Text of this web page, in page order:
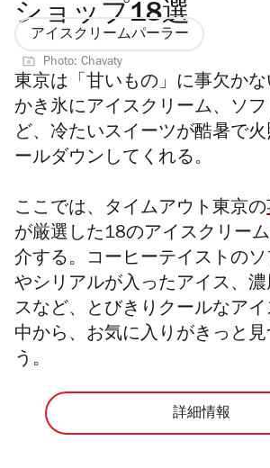
ショップ18選
アイスクリームパーラー
Photo: Chavaty
東京は「甘いもの」に事欠か
かき氷にアイスクリーム、ソ
ど、冷たいスイーツが酷暑で
ールダウンしてくれる。
ここでは、タイムアウト東京の
が厳選した18のアイスクリー
介する。コーヒーテイストの
やシリアルが入ったアイス、濃
スなど、とびきりクールなア
中から、お気に入りがきっと
う。
詳細情報